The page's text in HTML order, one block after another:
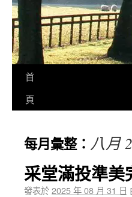
首
頁
每月彙整： 八月
采堂滿投準美
發表於2025 年 08 月 31 日